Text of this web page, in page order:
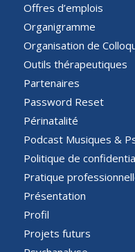
Offres d’emplois
Organigramme
Organisation de
Outils thérapeutiques
Partenaires
Password Reset
Périnatalité
Podcast Musiques &
Politique de
Pratique
Présentation
Profil
Projets futurs